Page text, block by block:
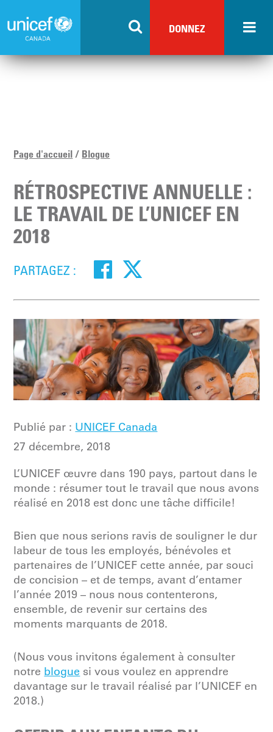
to
content
DONNEZ
Page d'accueil Blogue
RÉTROSPECTIVE ANNUELLE :
LE TRAVAIL DE L’UNICEF EN
2018
PARTAGEZ :
Publié par : UNICEF Canada
27 décembre, 2018
L’UNICEF œuvre dans 190 pays, partout dans le
monde : résumer tout le travail que nous avons
réalisé en 2018 est donc une tâche difficile!
Bien que nous serions ravis de souligner le dur
labeur de tous les employés, bénévoles et
partenaires de l’UNICEF cette année, par souci
de concision – et de temps, avant d’entamer
l’année 2019 – nous nous contenterons,
ensemble, de revenir sur certains des
moments marquants de 2018.
(Nous vous invitons également à consulter
notre blogue si vous voulez en apprendre
davantage sur le travail réalisé par l’UNICEF en
2018.)